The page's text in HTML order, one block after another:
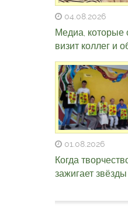
04.08.2026
Медиа, которые
визит коллег и
01.08.2026
Когда
зажигает звёзды